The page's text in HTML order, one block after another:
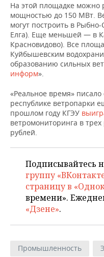
КОМУ ПРИНАДЛЕЖАТ
ТОРГОВЫЕ ЦЕНТРЫ
ТАТАРСТАНА
БЮДЖЕТ
ИНВЕСТИЦИИ
МАШИНОСТРОЕНИЕ
НЕФТЕХИМИЯ
НЕФТЬ
ОПК
ЭНЕРГЕТИКА
НОВОСТИ АВТО
БИЗНЕС
НОВОСТИ БИЗНЕСА
РОЗНИЧНАЯ
УСЛУГИ
ТЕХНОЛОГИИ
НОВОСТИ
МЕДИА
ТЕЛЕКОММУНИКАЦИИ
МЕРОПРИЯТИЯ
ВЫЕЗДНАЯ РЕДАКЦИЯ
БИЗНЕС-БРАНЧИ
ОТКРЫТАЯ ЛЕКЦИЯ
НОВОСТИ СПОРТА
ФУТБОЛ
БАСКЕТБОЛ
ВОЛЕЙБОЛ
КИБЕРСПОРТ
ФИГУРНОЕ КАТАНИЕ
ОБЩЕСТВО
НОВОСТИ ОБЩЕСТВА
ИНФРАСТРУКТУРА
ИСТОРИЯ
КУЛЬТУРА
МЕДИЦИНА
ФОТОГАЛЕРЕЯ
СПРАВОЧНИК
СПИСОК ПЕРСОН
СПИСОК КОМПАНИЙ
ПОЛНАЯ ВЕРСИЯ
На этой площадке можно
мощностью до 150 МВт.
могут построить в
Елга). Еще меньшей — в
Красновидово). Все
Куйбышевским
образованию сильных
информ».
«Реальное время» писало
республике ветропарки
прошлом году КГЭУ
ветромониторинга в
рублей.
Подписывайтесь
группу
страницу в
времени».
«Дзене».
Промышленность